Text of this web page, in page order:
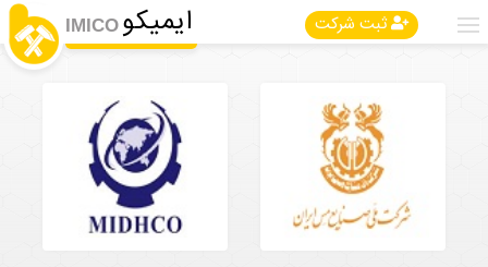
ثبت شرکت ایمیکو IMICO